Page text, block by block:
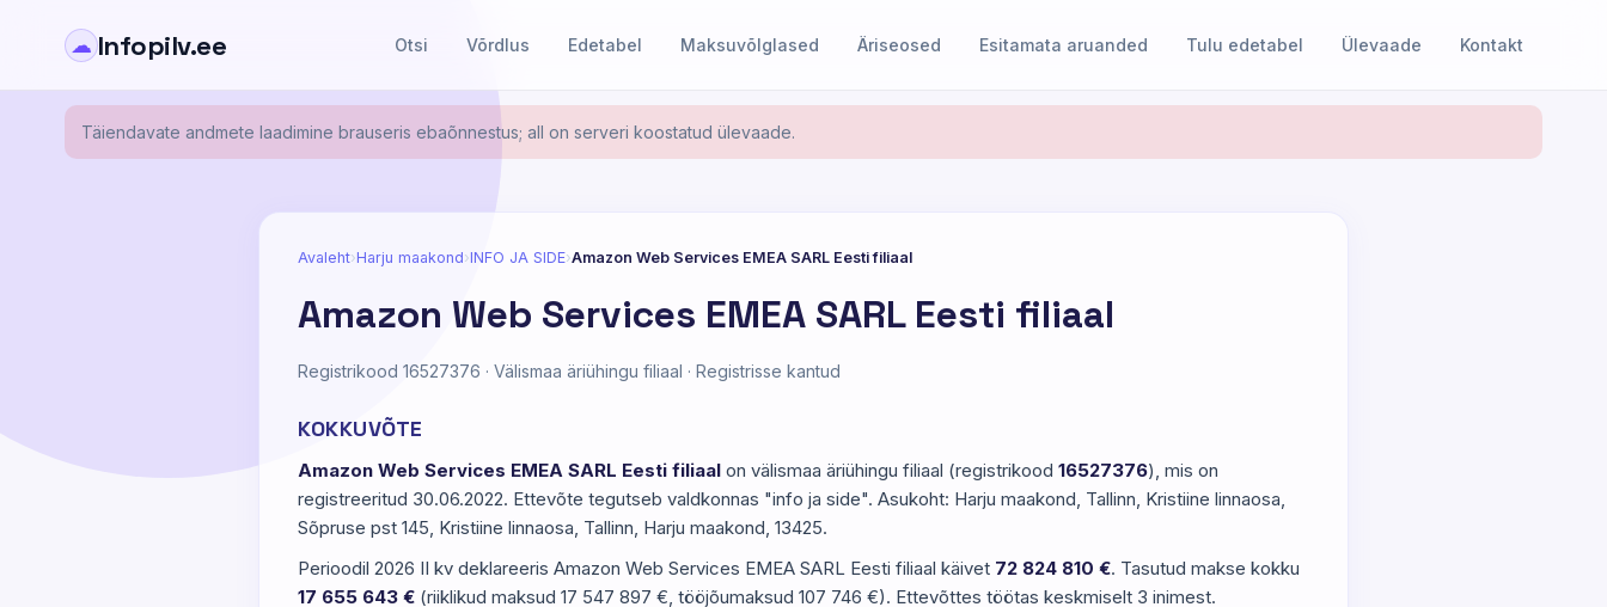
☁ Infopilv.ee Otsi Võrdlus Edetabel Maksuvõlglased Äriseosed Esitamata aruanded Tulu edetabel Ülevaade Kontakt
Täiendavate andmete laadimine brauseris ebaõnnestus; all on serveri koostatud ülevaade.
Avaleht›Harju maakond›INFO JA SIDE›Amazon Web Services EMEA SARL Eesti filiaal
Amazon Web Services EMEA SARL Eesti filiaal
Registrikood 16527376 · Välismaa äriühingu filiaal · Registrisse kantud
KOKKUVÕTE
Amazon Web Services EMEA SARL Eesti filiaal on välismaa äriühingu filiaal (registrikood 16527376), mis on
registreeritud 30.06.2022. Ettevõte tegutseb valdkonnas "info ja side". Asukoht: Harju maakond, Tallinn, Kristiine linnaosa,
Sõpruse pst 145, Kristiine linnaosa, Tallinn, Harju maakond, 13425.
Perioodil 2026 II kv deklareeris Amazon Web Services EMEA SARL Eesti filiaal käivet 72 824 810 €. Tasutud makse kokku
17 655 643 € (riiklikud maksud 17 547 897 €, tööjõumaksud 107 746 €). Ettevõttes töötas keskmiselt 3 inimest.